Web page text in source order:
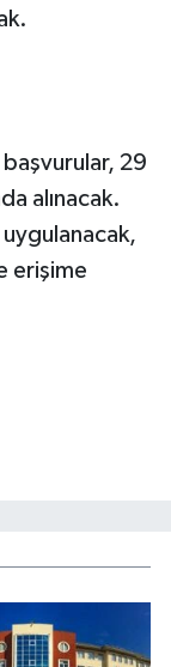
başvurular, 29
alınacak.
uygulanacak,
erişime